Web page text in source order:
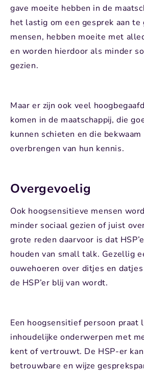
gave moeite hebben in de
het lastig om een gesprek aan te
mensen, hebben moeite met
en worden hierdoor als minder
gezien.
Maar er zijn ook veel
komen in de maatschappij, die
kunnen schieten en die
overbrengen van hun kennis.
Overgevoelig
Ook hoogsensitieve mensen
minder sociaal gezien of juist
grote reden daarvoor is dat
houden van small talk. Gezellig
ouwehoeren over ditjes en
de HSP’er blij van wordt.
Een hoogsensitief persoon praat
inhoudelijke onderwerpen met
kent of vertrouwt. De HSP-er
betrouwbare en wijze